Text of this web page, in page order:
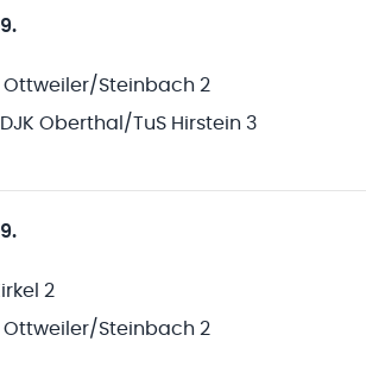
Ottweiler/Steinbach 2
DJK Oberthal/TuS Hirstein 3
2
Ottweiler/Steinbach 2